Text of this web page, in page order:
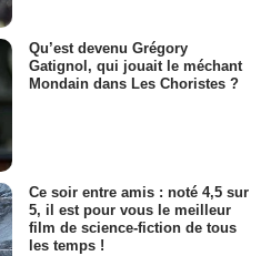
Qu’est devenu Grégory
Gatignol, qui jouait le méchant
Mondain dans Les Choristes ?
Ce soir entre amis : noté 4,5 sur
5, il est pour vous le meilleur
film de science-fiction de tous
les temps !